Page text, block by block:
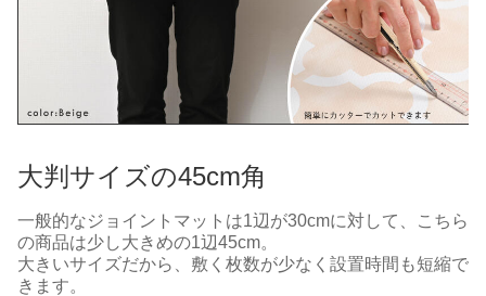
大判サイズの45cm角
一般的なジョイントマットは1辺が30cmに対して、こちら
の商品は少し大きめの1辺45cm。
大きいサイズだから、敷く枚数が少なく設置時間も短縮で
きます。